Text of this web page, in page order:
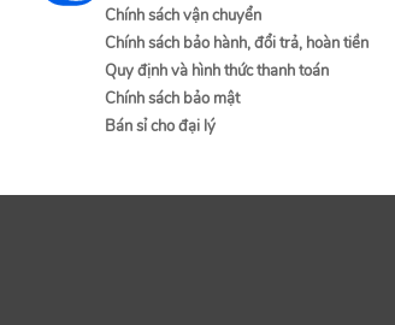
Chính sách vận chuyển
Chính sách bảo hành, đổi trả, hoàn tiền
Quy định và hình thức thanh toán
Chính sách bảo mật
Bán sỉ cho đại lý